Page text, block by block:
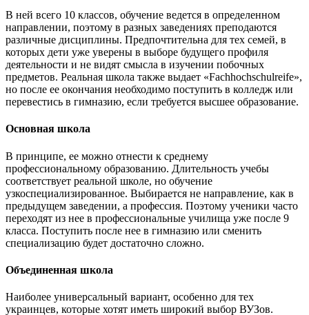
В ней всего 10 классов, обучение ведется в определенном
направлении, поэтому в разных заведениях преподаются
различные дисциплины. Предпочтительна для тех семей, в
которых дети уже уверены в выборе будущего профиля
деятельности и не видят смысла в изучении побочных
предметов. Реальная школа также выдает «Fachhochschulreife»,
но после ее окончания необходимо поступить в колледж или
перевестись в гимназию, если требуется высшее образование.
Основная школа
В принципе, ее можно отнести к среднему
профессиональному образованию. Длительность учебы
соответствует реальной школе, но обучение
узкоспециализированное. Выбирается не направление, как в
предыдущем заведении, а профессия. Поэтому ученики часто
переходят из нее в профессиональные училища уже после 9
класса. Поступить после нее в гимназию или сменить
специализацию будет достаточно сложно.
Объединенная школа
Наиболее универсальный вариант, особенно для тех
украинцев, которые хотят иметь широкий выбор ВУЗов.